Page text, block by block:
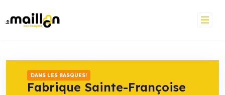
to
DANS LES BASQUES!
Fabrique Sainte-Françoise